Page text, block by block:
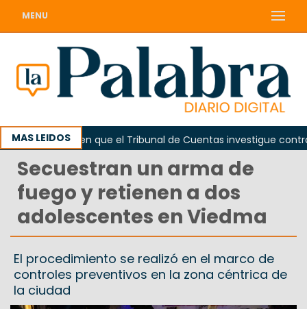
MENU
MAS LEIDOSPiden que el Tribunal de Cuentas investigue
Secuestran un arma de
fuego y retienen a dos
adolescentes en Viedma
El procedimiento se realizó en el marco de
controles preventivos en la zona céntrica de
la ciudad